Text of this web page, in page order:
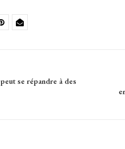
se répandre à des